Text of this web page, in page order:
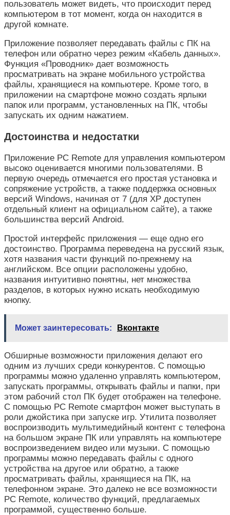
пользователь может видеть, что происходит перед
компьютером в тот момент, когда он находится в
другой комнате.
Приложение позволяет передавать файлы с ПК на
телефон или обратно через режим «Кабель данных».
Функция «Проводник» дает возможность
просматривать на экране мобильного устройства
файлы, хранящиеся на компьютере. Кроме того, в
приложении на смартфоне можно создать ярлыки
папок или программ, установленных на ПК, чтобы
запускать их одним нажатием.
Достоинства и недостатки
Приложение PC Remote для управления компьютером
высоко оценивается многими пользователями. В
первую очередь отмечается его простая установка и
сопряжение устройств, а также поддержка основных
версий Windows, начиная от 7 (для XP доступен
отдельный клиент на официальном сайте), а также
большинства версий Android.
Простой интерфейс приложения — еще одно его
достоинство. Программа переведена на русский язык,
хотя названия части функций по-прежнему на
английском. Все опции расположены удобно,
названия интуитивно понятны, нет множества
разделов, в которых нужно искать необходимую
кнопку.
Может заинтересовать: Вконтакте
Обширные возможности приложения делают его
одним из лучших среди конкурентов. С помощью
программы можно удаленно управлять компьютером,
запускать программы, открывать файлы и папки, при
этом рабочий стол ПК будет отображен на телефоне.
С помощью PC Remote смартфон может выступать в
роли джойстика при запуске игр. Утилита позволяет
воспроизводить мультимедийный контент с телефона
на большом экране ПК или управлять на компьютере
воспроизведением видео или музыки. С помощью
программы можно передавать файлы с одного
устройства на другое или обратно, а также
просматривать файлы, хранящиеся на ПК, на
телефонном экране. Это далеко не все возможности
PC Remote, количество функций, предлагаемых
программой, существенно больше.